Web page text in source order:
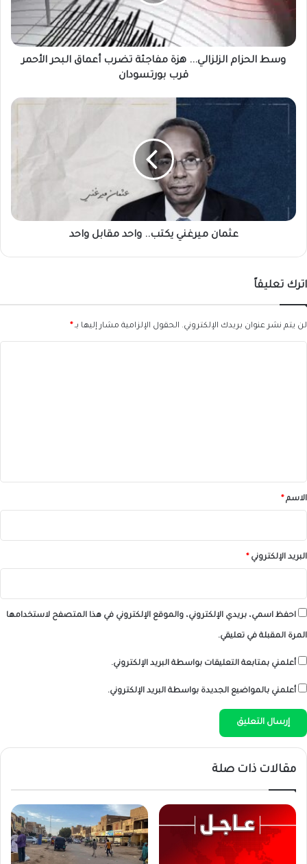
الأحمر
قربوسط الحزام الزلزالي... هزة مفاجئة تضرب أعماق البحر الأحمر
قرب بورتسودان
عثمان
يكتب..
عثمان ميرغني يكتب.. واحد مقابل واحد
اترك تعليقاً
لن يتم نشر عنوان بريدك الإلكتروني. الحقول الإلزامية مشار إليها بـ *
*الاسم *
البريد الإلكتروني *
احفظ اسمي، بريدي الإلكتروني، والموقع الإلكتروني في هذا المتصفح لاستخدامها
المرة المقبلة في تعليقي.
أعلمني بمتابعة التعليقات بواسطة البريد الإلكتروني.
أعلمني بالمواضيع الجديدة بواسطة البريد الإلكتروني.
مقالات ذات صلة